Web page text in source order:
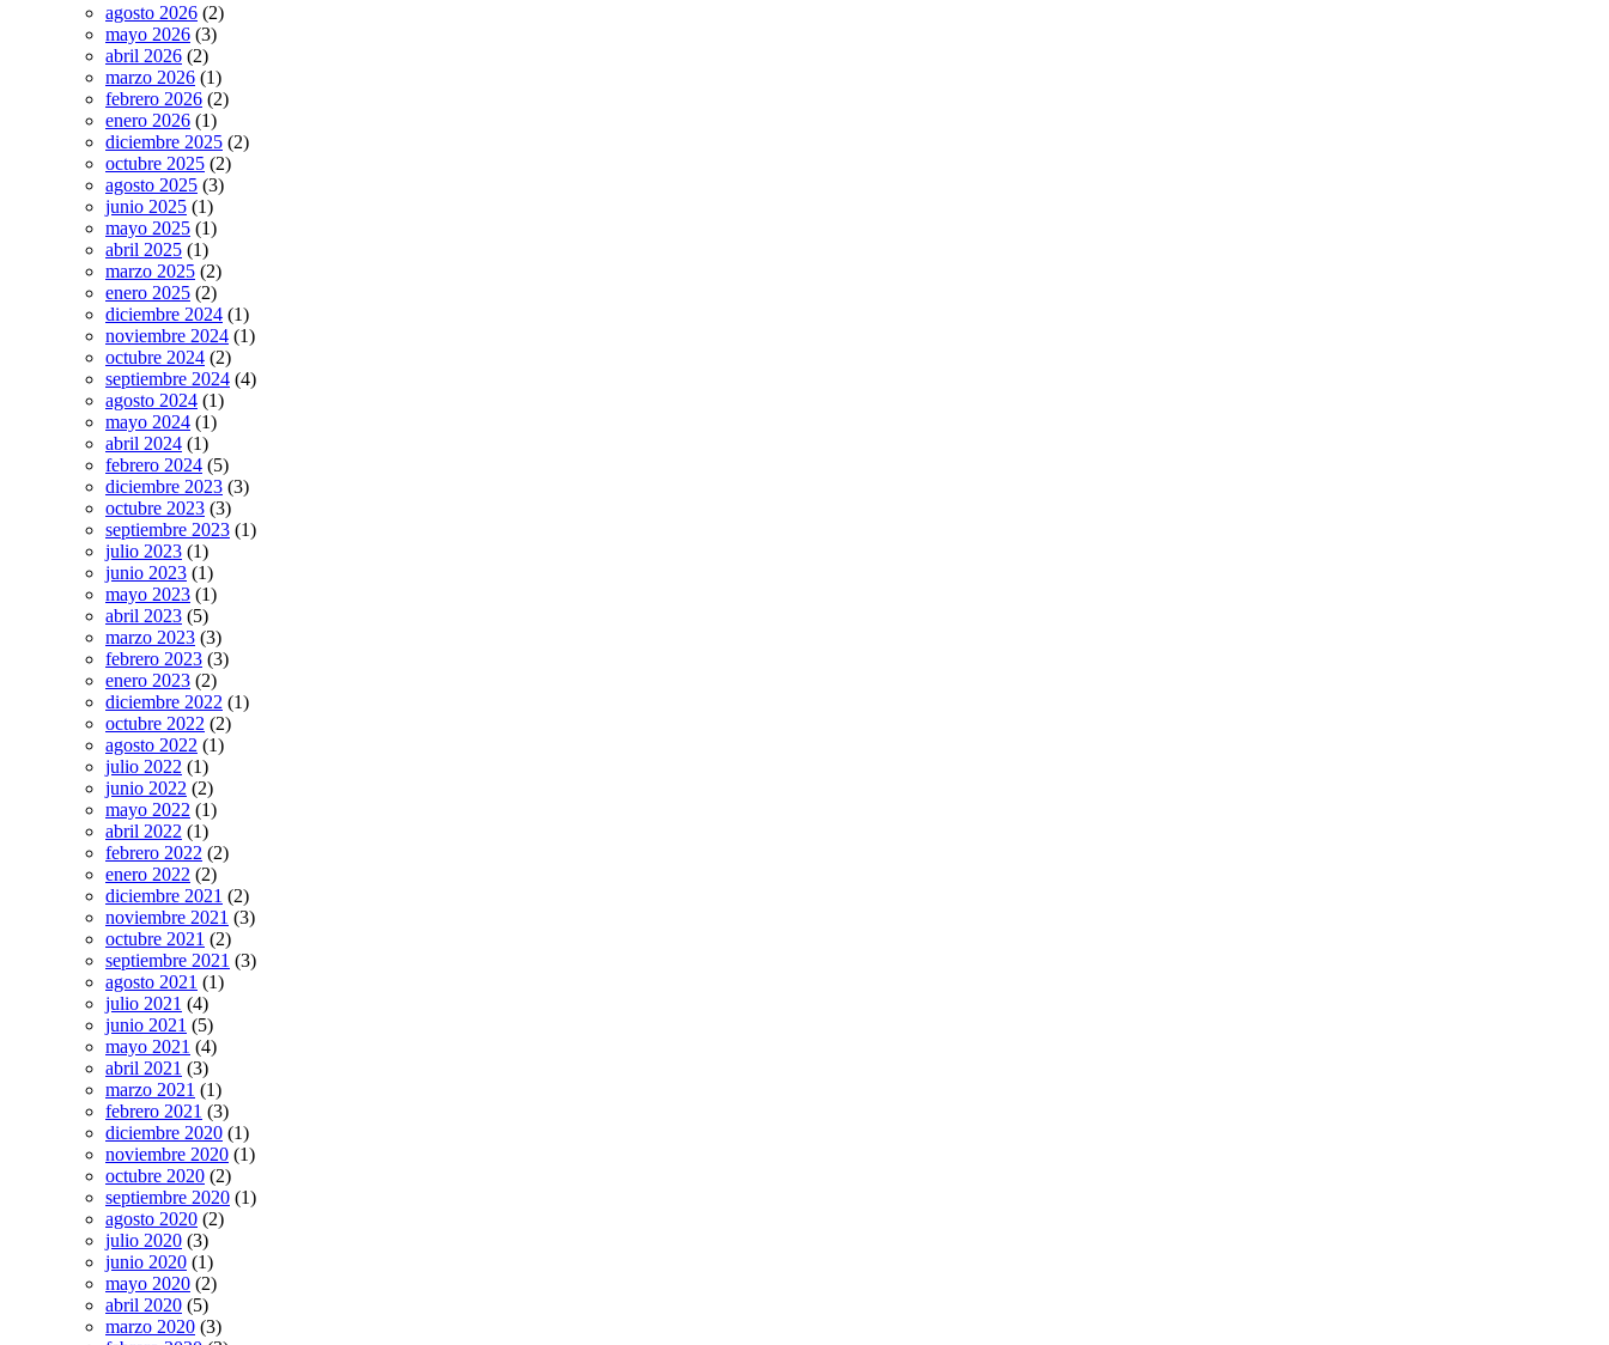
agosto 2026 (2)
mayo 2026 (3)
abril 2026 (2)
marzo 2026 (1)
febrero 2026 (2)
enero 2026 (1)
diciembre 2025 (2)
octubre 2025 (2)
agosto 2025 (3)
junio 2025 (1)
mayo 2025 (1)
abril 2025 (1)
marzo 2025 (2)
enero 2025 (2)
diciembre 2024 (1)
noviembre 2024 (1)
octubre 2024 (2)
septiembre 2024 (4)
agosto 2024 (1)
mayo 2024 (1)
abril 2024 (1)
febrero 2024 (5)
diciembre 2023 (3)
octubre 2023 (3)
septiembre 2023 (1)
julio 2023 (1)
junio 2023 (1)
mayo 2023 (1)
abril 2023 (5)
marzo 2023 (3)
febrero 2023 (3)
enero 2023 (2)
diciembre 2022 (1)
octubre 2022 (2)
agosto 2022 (1)
julio 2022 (1)
junio 2022 (2)
mayo 2022 (1)
abril 2022 (1)
febrero 2022 (2)
enero 2022 (2)
diciembre 2021 (2)
noviembre 2021 (3)
octubre 2021 (2)
septiembre 2021 (3)
agosto 2021 (1)
julio 2021 (4)
junio 2021 (5)
mayo 2021 (4)
abril 2021 (3)
marzo 2021 (1)
febrero 2021 (3)
diciembre 2020 (1)
noviembre 2020 (1)
octubre 2020 (2)
septiembre 2020 (1)
agosto 2020 (2)
julio 2020 (3)
junio 2020 (1)
mayo 2020 (2)
abril 2020 (5)
marzo 2020 (3)